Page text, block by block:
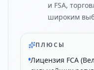
и FSA,
широким
ПЛЮСЫ
Лицензия FCA